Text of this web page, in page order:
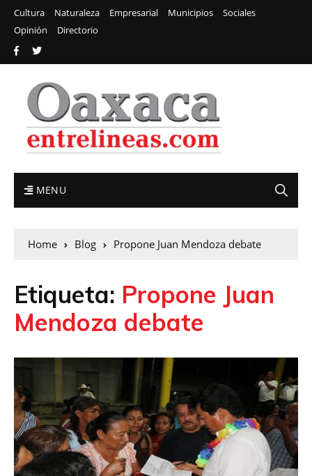
Cultura Naturaleza Empresarial Municipios
Sociales
Opinión
Directorio
MENU
Home Blog Propone Juan Mendoza debate
Etiqueta: Propone Juan
Mendoza debate